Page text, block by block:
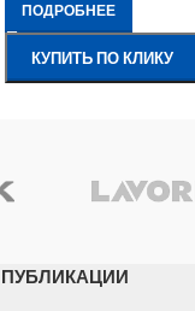
ПОДРОБНЕЕ
КУПИТЬ ПО КЛИКУ
ПУБЛИКАЦИИ